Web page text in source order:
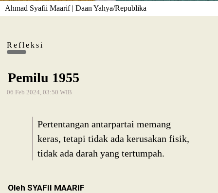
Ahmad Syafii Maarif | Daan Yahya/Republika
Refleksi
Pemilu 1955
06 Feb 2024, 03:50 WIB
Pertentangan antarpartai memang
keras, tetapi tidak ada kerusakan fisik,
tidak ada darah yang tertumpah.
Oleh SYAFII MAARIF